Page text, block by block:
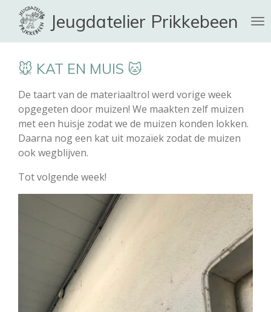
direct
naar
hoofdinhoud
Jeugdatelier Prikkebeen
🐭 KAT EN MUIS 🐱
De taart van de materiaaltrol werd vorige week
opgegeten door muizen! We maakten zelf muizen
met een huisje zodat we de muizen konden lokken.
Daarna nog een kat uit mozaïek zodat de muizen
ook wegblijven.
Totvolgende week!